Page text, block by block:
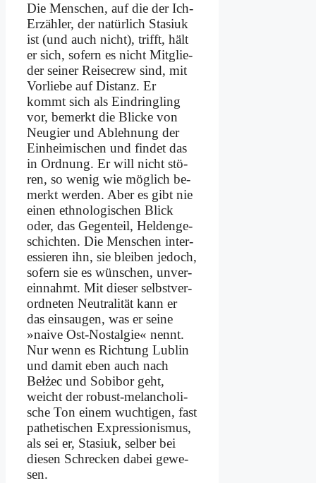
Die Men­schen, auf die der Ich-
Er­zäh­ler, der na­tür­lich Sta­si­uk
ist (und auch nicht), trifft, hält
er sich, so­fern es nicht Mit­glie­
der sei­ner Rei­se­crew sind, mit
Vor­lie­be auf Di­stanz. Er
kommt sich als Ein­dring­ling
vor, be­merkt die Blicke von
Neu­gier und Ab­leh­nung der
Ein­hei­mi­schen und fin­det das
in Ord­nung. Er will nicht stö­
ren, so we­nig wie mög­lich be­
merkt wer­den. Aber es gibt nie
ei­nen eth­no­lo­gi­schen Blick
oder, das Ge­gen­teil, Hel­den­ge­
schich­ten. Die Men­schen in­ter­
es­sie­ren ihn, sie blei­ben je­doch,
so­fern sie es wün­schen, un­ver­
ein­nahmt. Mit die­ser selbst­ver­
ord­ne­ten Neu­tra­li­tät kann er
das ein­sau­gen, was er sei­ne
»nai­ve Ost-Nost­al­gie« nennt.
Nur wenn es Rich­tung Lu­b­lin
und da­mit eben auch nach
Bełżec und So­bi­bor geht,
weicht der ro­bust-me­lan­cho­li­
sche Ton ei­nem wuch­ti­gen, fast
pa­the­ti­schen Ex­pres­sio­nis­mus,
als sei er, Sta­si­uk, sel­ber bei
die­sen Schrecken da­bei ge­we­
sen.